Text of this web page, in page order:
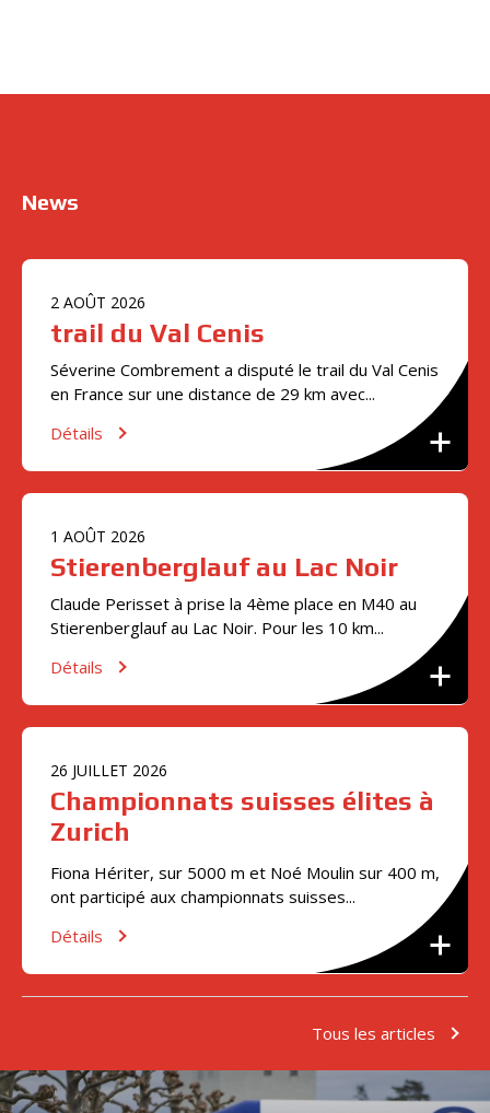
News
2 AOÛT 2026
trail du Val Cenis
Séverine Combrement a disputé le trail du Val Cenis
en France sur une distance de 29 km avec...
Détails
1 AOÛT 2026
Stierenberglauf au Lac Noir
Claude Perisset à prise la 4ème place en M40 au
Stierenberglauf au Lac Noir. Pour les 10 km...
Détails
26 JUILLET 2026
Championnats suisses élites à
Zurich
Fiona Hériter, sur 5000 m et Noé Moulin sur 400 m,
ont participé aux championnats suisses...
Détails
Tous les articles